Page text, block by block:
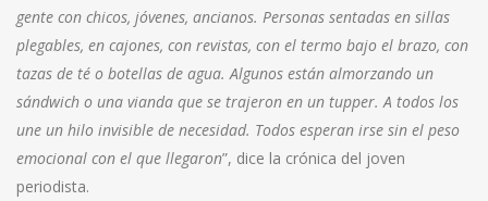
gente con chicos, jóvenes, ancianos. Personas sentadas en sillas
plegables, en cajones, con revistas, con el termo bajo el brazo, con
tazas de té o botellas de agua. Algunos están almorzando un
sándwich o una vianda que se trajeron en un tupper. A todos los
une un hilo invisible de necesidad. Todos esperan irse sin el peso
emocional con el que llegaron”, dice la crónica del joven
periodista.